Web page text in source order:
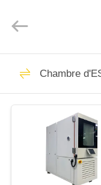
MAISON
PRODUITS
SUJET
Technology
climat
Chambre